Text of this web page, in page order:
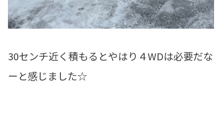
30センチ近く積もるとやはり４WDは必要だな
ーと感じました☆